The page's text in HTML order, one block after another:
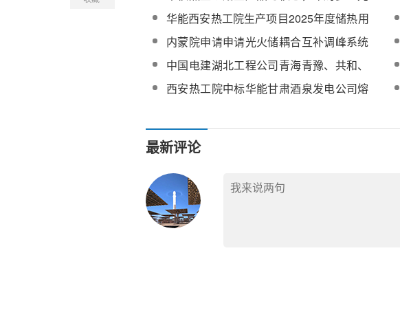
范》团体标准编制技术服务采购
热项目熔盐供应
华能西安热工院生产项目2025年度储热用
熔盐框架协议招标
内蒙院申请申请光火储耦合互补调峰系统
专利
中国电建湖北工程公司青海青豫、共和、
德令哈光热发电项目高温熔盐管采购
西安热工院中标华能甘肃酒泉发电公司熔
最新评论